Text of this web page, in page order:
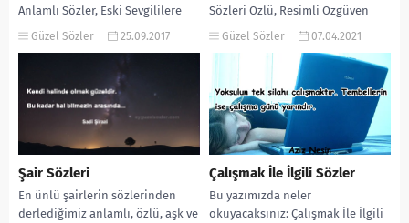
Anlamlı Sözler, Eski Sevgililere
Sözler, Eski Sevgilime Sözler,...
Güzel Sözler 25.09.2017
Sözleri Özlü, Resimli Özgüven
Sözleri, Özgüven Sözleri Tumblr,...
Güzel Sözler 07.04.2021
Şair Sözleri
En ünlü şairlerin sözlerinden
derlediğimiz anlamlı, özlü, aşk ve
Çalışmak İle İlgili Sözler
Bu yazımızda neler
okuyacaksınız: Çalışmak İle İlgili